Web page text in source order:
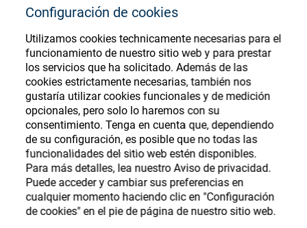
Configuración de cookies
Utilizamos cookies technicamente necesarias para el
funcionamiento de nuestro sitio web y para prestar
los servicios que ha solicitado. Además de las
cookies estrictamente necesarias, también nos
gustaría utilizar cookies funcionales y de medición
opcionales, pero solo lo haremos con su
consentimiento. Tenga en cuenta que, dependiendo
de su configuración, es posible que no todas las
funcionalidades del sitio web estén disponibles.
Para más detalles, lea nuestro Aviso de privacidad.
Puede acceder y cambiar sus preferencias en
cualquier momento haciendo clic en "Configuración
de cookies" en el pie de página de nuestro sitio web.
Español
Oftálmica
Óptica de Precisión
Quiénes Somos
Carrera
Store
English
Deutsch
汉语
Français
Ophthalmic Consumables
Store
Register or Sign-in to access your accounts
and explore our wide range of ophthalmic
consumables
Register Sign-In